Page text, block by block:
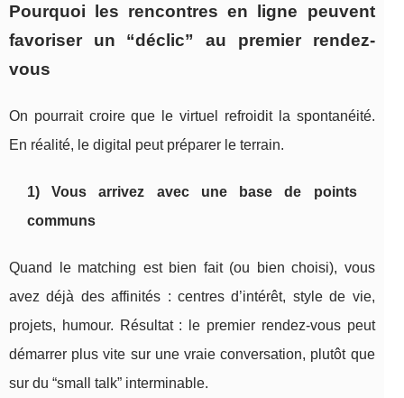
Pourquoi les rencontres en ligne peuvent
favoriser un “déclic” au premier rendez-
vous
On pourrait croire que le virtuel refroidit la spontanéité.
En réalité, le digital peut préparer le terrain.
1) Vous arrivez avec une base de points
communs
Quand le matching est bien fait (ou bien choisi), vous
avez déjà des affinités : centres d’intérêt, style de vie,
projets, humour. Résultat : le premier rendez-vous peut
démarrer plus vite sur une vraie conversation, plutôt que
sur du “small talk” interminable.